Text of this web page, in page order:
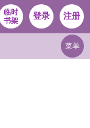
临时
书架
登录 注册
菜单